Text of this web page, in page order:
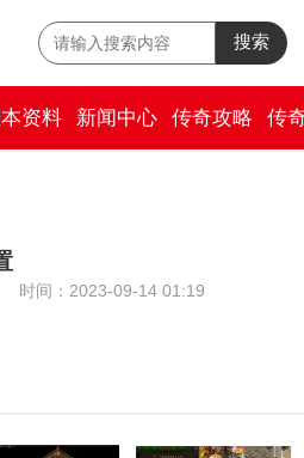
搜索
资料 新闻中心 传奇攻略 传
时间：2023-09-14 01:19